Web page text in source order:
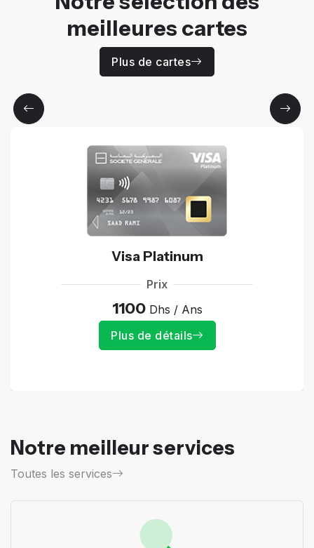
meilleures cartes
Plus de cartes
Visa Platinum
Prix
1100 Dhs / Ans
Plus de détails
Notre meilleur services
Toutes les services